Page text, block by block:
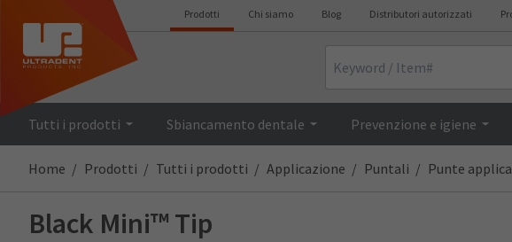
Prodotti Chi siamo Blog Distributori autorizzati
Tutti i prodotti Sbiancamento dentale Prevenzione e igiene
Home Prodotti Tutti i prodotti Applicazione Puntali Punte
Black Mini™ Tip